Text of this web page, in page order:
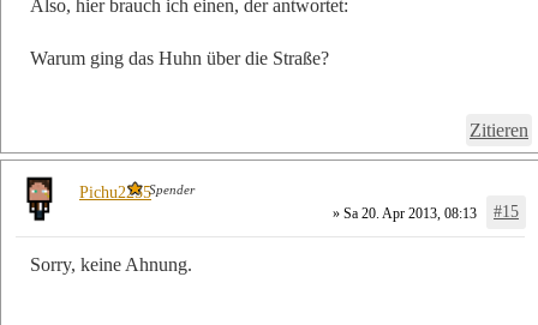
Also, hier brauch ich einen, der antwortet:
Warum ging das Huhn über die Straße?
Zitieren
» Sa 20. Apr 2013, 08:13 #15
Sorry, keine Ahnung.
Pichu2255Spender